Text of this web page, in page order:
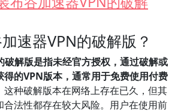
速器VPN的破解版？
破解版是指未经官方授权，通过破解或
得的VPN版本，通常用于免费使用付费
这种破解版本在网络上存在已久，但其
合法性都存在较大风险。用户在使用前